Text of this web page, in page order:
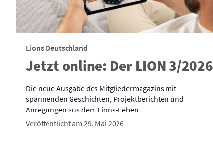
Lions Deutschland
Jetzt online: Der LION 3/2026
Die neue Ausgabe des Mitgliedermagazins mit
spannenden Geschichten, Projektberichten und
Anregungen aus dem Lions-Leben.
Veröffentlicht am 29. Mai 2026